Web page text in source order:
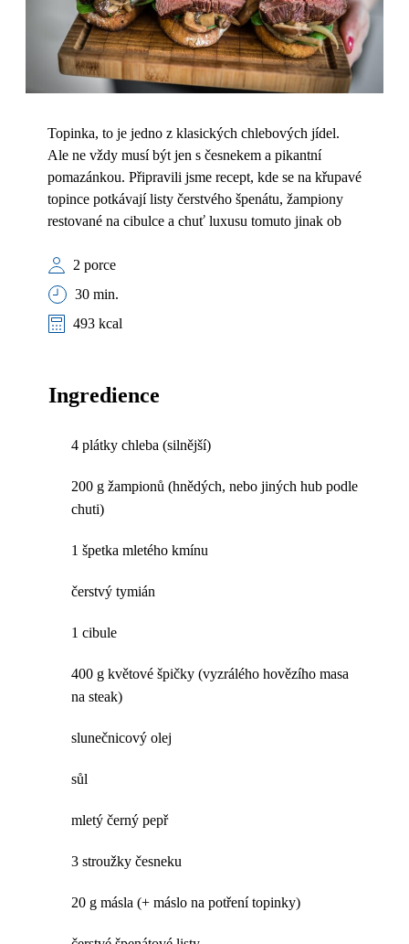
Topinka, to je jedno z klasických chlebových jídel.
Ale ne vždy musí být jen s česnekem a pikantní
pomazánkou. Připravili jsme recept, kde se na křupavé
topince potkávají listy čerstvého špenátu, žampiony
restované na cibulce a chuť luxusu tomuto jinak ob
2 porce
30 min.
493 kcal
Ingredience
4 plátky chleba (silnější)
200 g žampionů (hnědých, nebo jiných hub podle
chuti)
1 špetka mletého kmínu
čerstvý tymián
1 cibule
400 g květové špičky (vyzrálého hovězího masa
na steak)
slunečnicový olej
sůl
mletý černý pepř
3 stroužky česneku
20 g másla (+ máslo na potření topinky)